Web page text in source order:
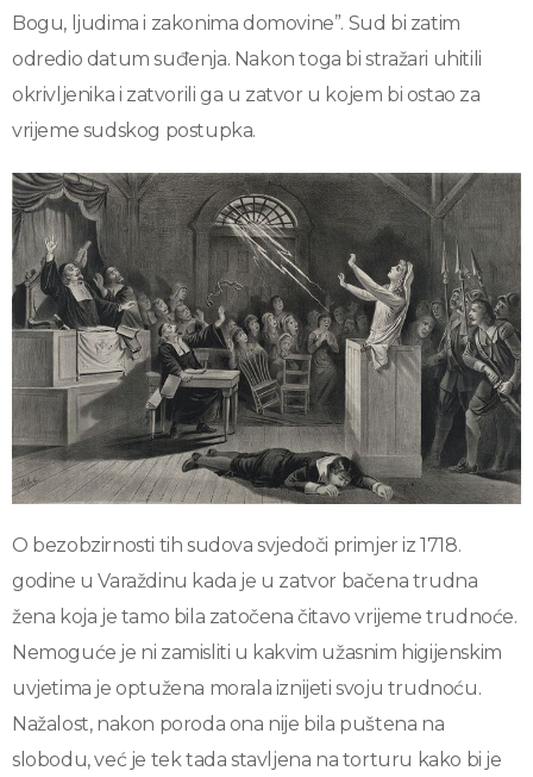
Bogu, ljudima i zakonima domovine”. Sud bi zatim
odredio datum suđenja. Nakon toga bi stražari uhitili
okrivljenika i zatvorili ga u zatvor u kojem bi ostao za
vrijeme sudskog postupka.
O bezobzirnosti tih sudova svjedoči primjer iz 1718.
godine u Varaždinu kada je u zatvor bačena trudna
žena koja je tamo bila zatočena čitavo vrijeme trudnoće.
Nemoguće je ni zamisliti u kakvim užasnim higijenskim
uvjetima je optužena morala iznijeti svoju trudnoću.
Nažalost, nakon poroda ona nije bila puštena na
slobodu, već je tek tada stavljena na torturu kako bi je